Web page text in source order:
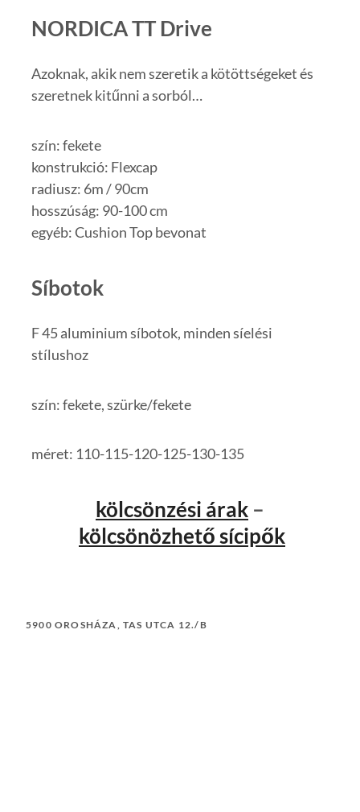
NORDICA TT Drive
Azoknak, akik nem szeretik a kötöttségeket és
szeretnek kitűnni a sorból…
szín: fekete
konstrukció: Flexcap
radiusz: 6m / 90cm
hosszúság: 90-100 cm
egyéb: Cushion Top bevonat
Síbotok
F 45 aluminium síbotok, minden síelési
stílushoz
szín: fekete, szürke/fekete
méret: 110-115-120-125-130-135
kölcsönzési árak –
kölcsönözhető sícipők
5900 OROSHÁZA, TAS UTCA 12./B